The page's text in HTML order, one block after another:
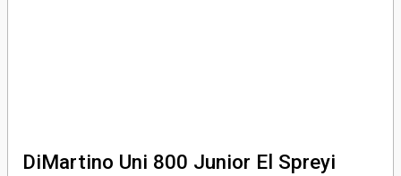
DiMartino Uni 800 Junior El Spreyi